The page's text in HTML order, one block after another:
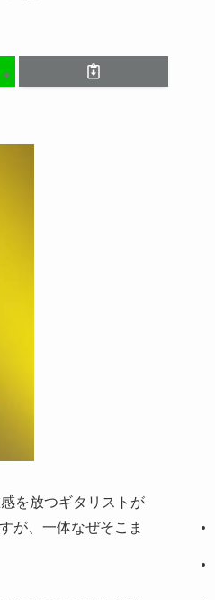
を放つギタリストが
が、一体なぜそこま